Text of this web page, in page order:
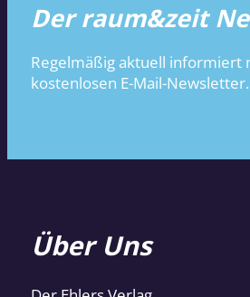
Der raum&zeit
Regelmäßig aktuell informiert
kostenlosen E-Mail-Newsletter.
Über Uns